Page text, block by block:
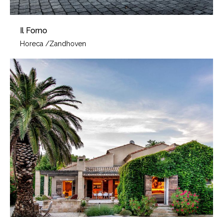
Il Forno
Horeca /Zandhoven